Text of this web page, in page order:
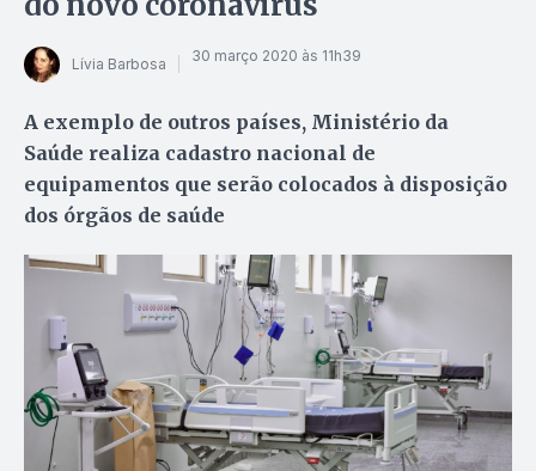
Lívia Barbosa 30 março 2020 às 11h39
A exemplo de outros países, Ministério da
Saúde realiza cadastro nacional de
equipamentos que serão colocados à disposição
dos órgãos de saúde